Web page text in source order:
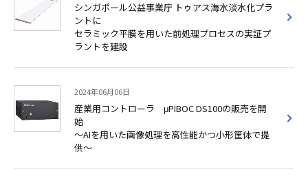
シンガポール公益事業庁 トゥアス海水淡水化プラ
ントに
セラミック平膜を用いた前処理プロセスの実証プ
ラントを建設
2024年06月06日
産業用コントローラ μPIBOC DS100の販売を開
始
～AIを用いた画像処理を高性能かつ小形筐体で提
供～